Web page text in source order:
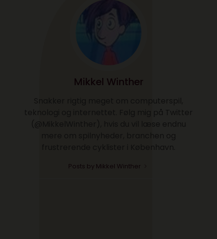
Mikkel Winther
Posts by Mikkel Winther